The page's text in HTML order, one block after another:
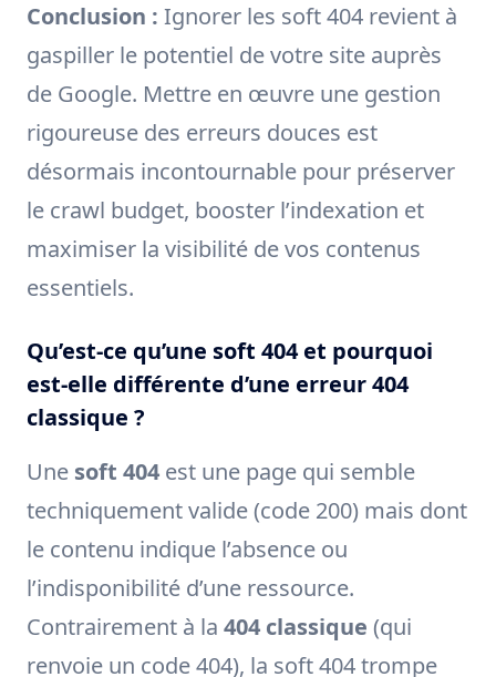
Conclusion : Ignorer les soft 404 revient à
gaspiller le potentiel de votre site auprès
de Google. Mettre en œuvre une gestion
rigoureuse des erreurs douces est
désormais incontournable pour préserver
le crawl budget, booster l’indexation et
maximiser la visibilité de vos contenus
essentiels.
Qu’est-ce qu’une soft 404 et pourquoi
est-elle différente d’une erreur 404
classique ?
Une soft 404 est une page qui semble
techniquement valide (code 200) mais dont
le contenu indique l’absence ou
l’indisponibilité d’une ressource.
Contrairement à la 404 classique (qui
renvoie un code 404), la soft 404 trompe